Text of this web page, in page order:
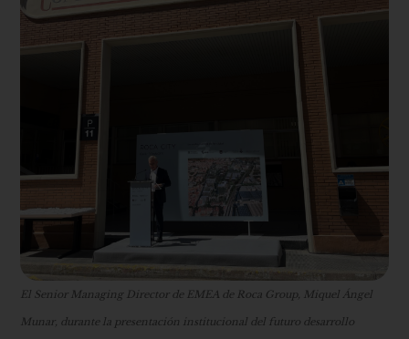
El Senior Managing Director de EMEA de Roca Group, Miquel Ángel
Munar, durante la presentación institucional del futuro desarrollo